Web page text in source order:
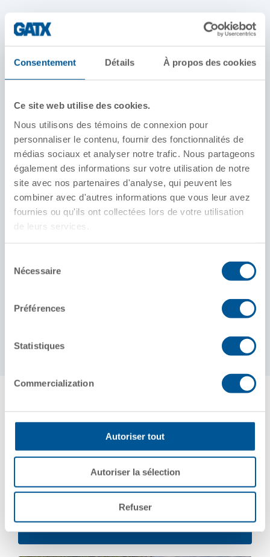
Consentement Détails À propos des cookies
Ce site web utilise des cookies.
Nous utilisons des témoins de connexion pour
personnaliser le contenu, fournir des fonctionnalités de
médias sociaux et analyser notre trafic. Nous partageons
également des informations sur votre utilisation de notre
site avec nos partenaires d'analyse, qui peuvent les
combiner avec d'autres informations que vous leur avez
fournies ou qu'ils ont collectées lors de votre utilisation
de leurs services.
Nécessaire
Préférences
Statistiques
Commercialization
Autoriser tout
Autoriser la sélection
Refuser
DÉTAILS DE PRODUITS
Capacité nominale/charge brute sur rail
286 000 lb
Capacité standard (pi)
Entre 6 000 et 8 000 pi3
Conception du plancher
Fond tubulaire
Fond plat
Portes d'extrémité à charnières
Configurations standards
Grue à benne preneuse
Copeaux de bois, rebuts légers et matériaux
recyclables, et débris de construction et de
Nous contacter
Nous contacter